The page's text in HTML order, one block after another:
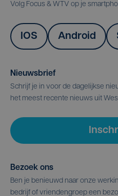
Volg Focus & WTV op je
IOS Android
Nieuwsbrief
Schrijf je in voor de dagelijkse
het meest recente nieuws uit
Bezoek ons
Ben je benieuwd naar onze
bedrijf of vriendengroep een